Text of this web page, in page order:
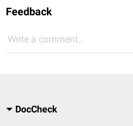
Feedback
Write a comment...
DocCheck